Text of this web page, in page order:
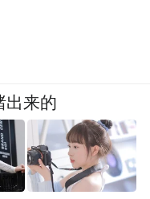
出来的